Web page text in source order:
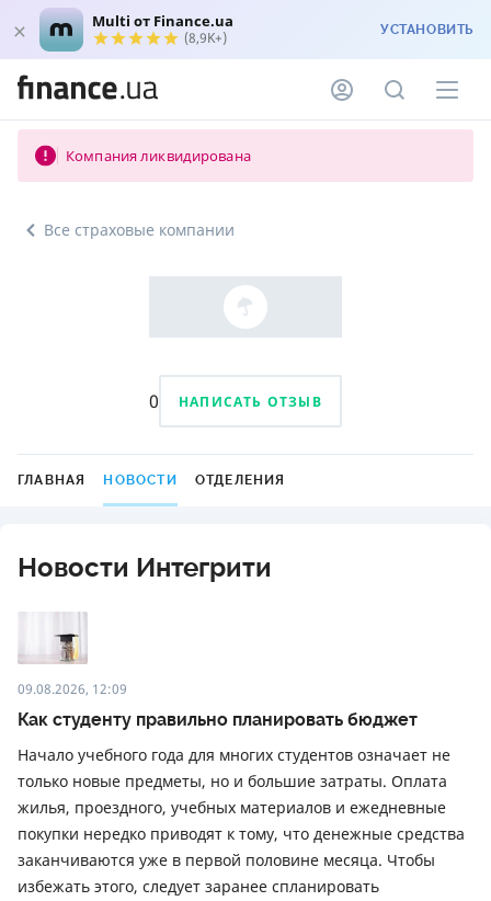
Multi от Finance.ua
(8,9K+) УСТАНОВИТЬ
Компания ликвидирована
Все страховые компании
0 НАПИСАТЬ ОТЗЫВ
ГЛАВНАЯ НОВОСТИ ОТДЕЛЕНИЯ
Новости Интегрити
09.08.2026, 12:09
Как студенту правильно планировать бюджет
Начало учебного года для многих студентов означает не
только новые предметы, но и большие затраты. Оплата
жилья, проездного, учебных материалов и ежедневные
покупки нередко приводят к тому, что денежные средства
заканчиваются уже в первой половине месяца. Чтобы
избежать этого, следует заранее спланировать